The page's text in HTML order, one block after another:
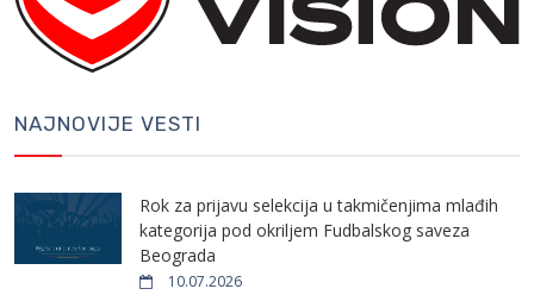
NAJNOVIJE VESTI
Rok za prijavu selekcija u takmičenjima mlađih
kategorija pod okriljem Fudbalskog saveza
Beograda
10.07.2026